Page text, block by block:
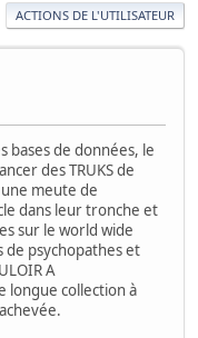
ACTIONS DE L'UTILISATEUR
bases de données, le
des TRUKS de
meute de
dans leur tronche et
sur le world wide
psychopathes et
A
longue collection à